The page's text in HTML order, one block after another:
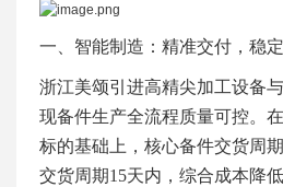
一、 智能制造：精准交付，稳
浙江美颂引进高精尖加工设备
现备件生产全流程质量可控。
标的基础上，核心备件交货周期
交货周期15天内，综合成本降低